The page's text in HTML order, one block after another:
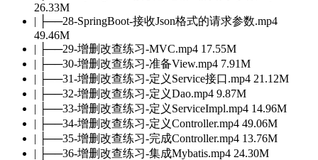
26.33M
| ├──28-SpringBoot-接收Json格式的请求参数.mp4
49.46M
| ├──29-增删改查练习-MVC.mp4 17.55M
| ├──30-增删改查练习-准备View.mp4 7.91M
| ├──31-增删改查练习-定义Service接口.mp4 21.12M
| ├──32-增删改查练习-定义Dao.mp4 9.87M
| ├──33-增删改查练习-定义ServiceImpl.mp4 14.96M
| ├──34-增删改查练习-定义Controller.mp4 49.06M
| ├──35-增删改查练习-完成Controller.mp4 13.76M
| ├──36-增删改查练习-集成Mybatis.mp4 24.30M